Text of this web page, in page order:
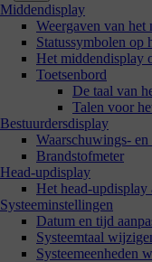
Middendisplay
Weergaven van het
Statussymbolen op
Het middendisplay
Toetsenbord
De taal van
Talen voor
Bestuurdersdisplay
Waarschuwings-
Brandstofmeter
Head-updisplay
Het head-updisplay
Systeeminstellingen
Datum en tijd
Systeemtaal
Systeemeenheden